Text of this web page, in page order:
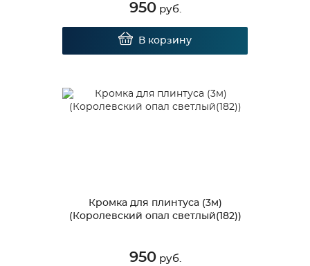
950руб.
В корзину
Кромка для плинтуса (3м)
(Королевский опал светлый(182))
950руб.